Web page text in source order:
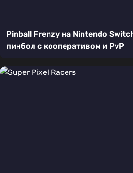
Pinball Frenzy на Nintendo
пинбол с кооперативом и PvP